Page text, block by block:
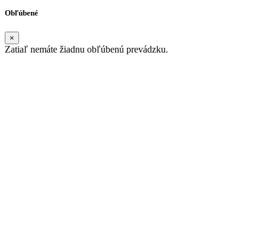
Obľúbené
×
Zatiaľ nemáte žiadnu obľúbenú prevádzku.